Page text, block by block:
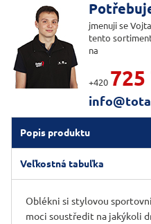
jmenuji se
tento
na
+420 725
Popis produktu
Veľkostná tabuľka
Oblékni si stylovou
moci soustředit na jakýkoli